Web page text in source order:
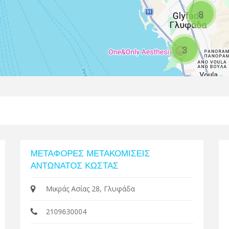
3
8
ΜΕΤΑΦΟΡΕΣ ΜΕΤΑΚΟΜΙΣΕΙΣ
ΑΝΤΩΝΑΤΟΣ ΚΩΣΤΑΣ
Μικράς Ασίας 28, Γλυφάδα
2109630004